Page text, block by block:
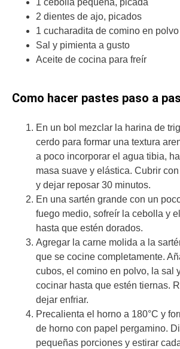
2 dientes de ajo, picados
1 cucharadita de comino en polvo
Sal y pimienta a gusto
Aceite de cocina para freír
Como hacer pastes paso a
En un bol mezclar la harina de
cerdo para formar una textura
a poco incorporar el agua tibia,
masa suave y elástica. Cubrir
y dejar reposar 30 minutos.
En una sartén grande con un
fuego medio, sofreír la cebolla y
hasta que estén dorados.
Agregar la carne molida a la
que se cocine completamente.
cubos, el comino en polvo, la sal
cocinar hasta que estén tiernas.
dejar enfriar.
Precalienta el horno a 180°C y
de horno con papel pergamino.
pequeñas porciones y estirar